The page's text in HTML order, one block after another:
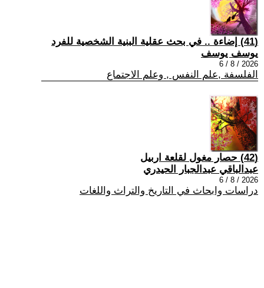
(41) إضاءة .. في بحث عقلية البنية الشخصية للفرد
يوسف يوسف
2026 / 8 / 6
الفلسفة ,علم النفس , وعلم الاجتماع
(42) حصار مغول لقلعة اربيل
عبدالباقي عبدالجبار الحيدري
2026 / 8 / 6
دراسات وابحاث في التاريخ والتراث واللغات